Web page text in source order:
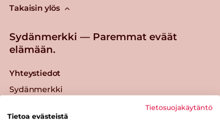
Takaisin ylös
Sydänmerkki — Paremmat eväät
elämään.
Yhteystiedot
Sydänmerkki
00620 Helsinki
Tietosuojakäytäntö
Tietoa evästeistä